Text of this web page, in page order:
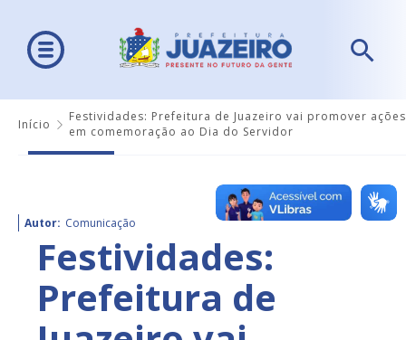
Início
Festividades: Prefeitura de Juazeiro vai promover ações
em comemoração ao Dia do Servidor
Autor: Comunicação
Festividades:
Prefeitura de